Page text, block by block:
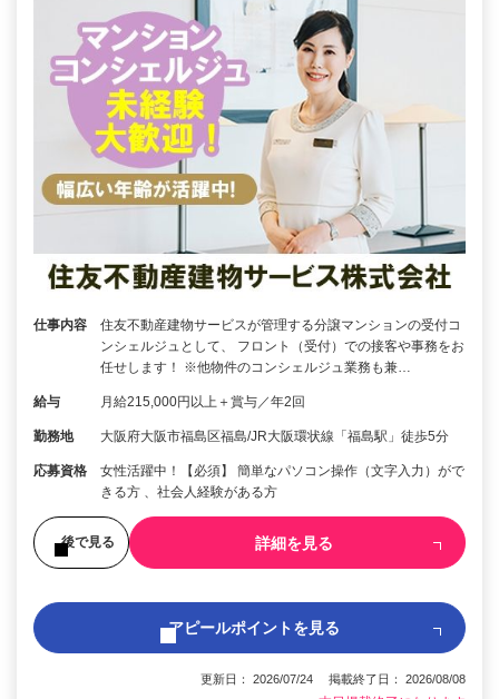
仕事内容
住友不動産建物サービスが管理する分譲マンションの受付コ
ンシェルジュとして、 フロント（受付）での接客や事務をお
任せします！ ※他物件のコンシェルジュ業務も兼…
給与 月給215,000円以上＋賞与／年2回
勤務地 大阪府大阪市福島区福島/JR大阪環状線「福島駅」徒歩5分
応募資格
女性活躍中！【必須】 簡単なパソコン操作（文字入力）がで
きる方 、社会人経験がある方
後で見る 詳細を見る
アピールポイントを見る
更新日： 2026/07/24 掲載終了日： 2026/08/08